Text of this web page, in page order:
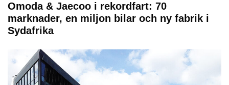
Omoda & Jaecoo i rekordfart: 70
marknader, en miljon bilar och ny fabrik i
Sydafrika